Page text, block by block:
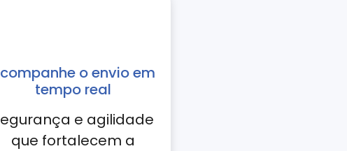
o envio em
tempo real
e agilidade
que fortalecem a